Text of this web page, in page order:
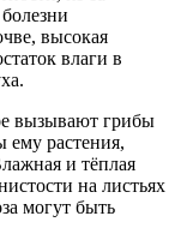
высокая
влаги в
вызывают грибы
ему растения,
и тёплая
на листьях
могут быть